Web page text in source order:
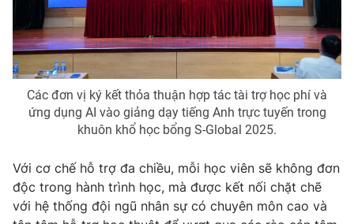
Các đơn vị ký kết thỏa thuận hợp tác tài trợ học phí và
ứng dụng AI vào giảng dạy tiếng Anh trực tuyến trong
khuôn khổ học bổng S-Global 2025.
Với cơ chế hỗ trợ đa chiều, mỗi học viên sẽ không đơn
độc trong hành trình học, mà được kết nối chặt chẽ
với hệ thống đội ngũ nhân sự có chuyên môn cao và